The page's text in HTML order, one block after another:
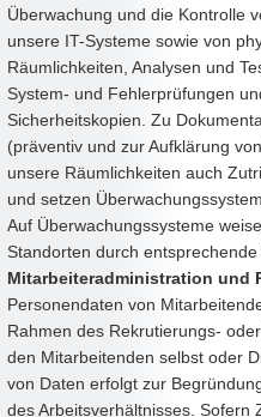
Überwachung und die Kontrolle
unsere IT-Systeme sowie von
Räumlichkeiten, Analysen und
System- und Fehlerprüfungen
Sicherheitskopien. Zu
(präventiv und zur Aufklärung
unsere Räumlichkeiten auch
und setzen
Auf Überwachungssysteme
Standorten durch
Mitarbeiteradministration und
Personendaten von
Rahmen des Rekrutierungs-
den Mitarbeitenden selbst oder
von Daten erfolgt zur
des Arbeitsverhältnisses. Sofern